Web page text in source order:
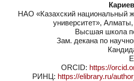
НАО «Казахский национальный
университет»,
Высшая школа
Зам. декана по
ORCID: https://
РИНЦ: https://elibrary.ru/